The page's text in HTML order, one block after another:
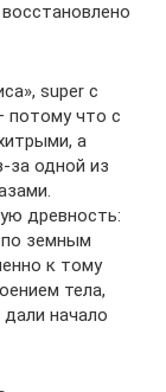
super с
потому что с
а
за одной из
древность:
по земным
к тому
тела,
начало